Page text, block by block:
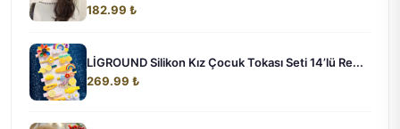
182.99 ₺
LİGROUND Silikon Kız Çocuk Tokası Seti 14’lü Re...
269.99 ₺